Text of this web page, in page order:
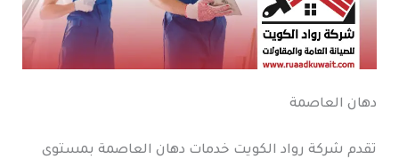
دهان العاصمة
تقدم شركة رواد الكويت خدمات دهان العاصمة بمستوى